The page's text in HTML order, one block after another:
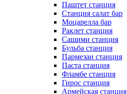
Паштет станция
Станция салат бар
Моцарелла бар
Раклет станция
Сашими станция
Бульба станция
Пармезан станция
Паста станция
Фламбе станция
Гирос станция
Армейская станция